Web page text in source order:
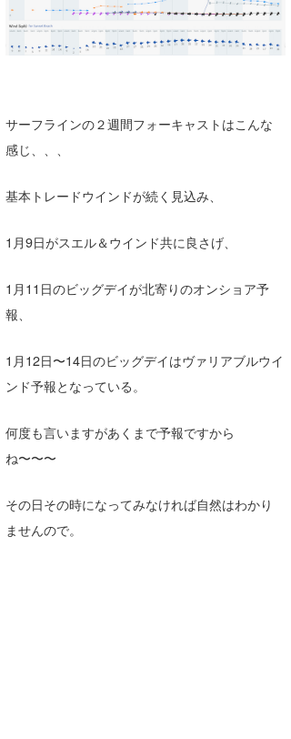
サーフラインの２週間フォーキャストはこんな
感じ、、、
基本トレードウインドが続く見込み、
1月9日がスエル＆ウインド共に良さげ、
1月11日のビッグデイが北寄りのオンショア予
報、
1月12日〜14日のビッグデイはヴァリアブルウイ
ンド予報となっている。
何度も言いますがあくまで予報ですから
ね〜〜〜
その日その時になってみなければ自然はわかり
ませんので。